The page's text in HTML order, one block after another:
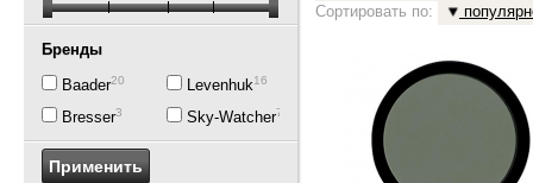
Бренды
Baader20
Bresser3
Levenhuk16
Sky-Watcher7
Сортировать по: